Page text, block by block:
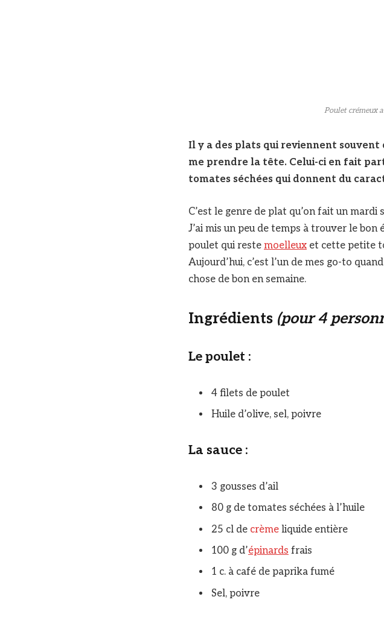
Poulet crémeux
Il y a des plats qui reviennent souvent
me prendre la tête. Celui-ci en fait
tomates séchées qui donnent du
C’est le genre de plat qu’on fait un
J’ai mis un peu de temps à trouver le bon
poulet qui reste moelleux et cette petite
Aujourd’hui, c’est l’un de mes go-to
chose de bon en semaine.
Ingrédients (pour 4
Le poulet :
4 filets de poulet
Huile d’olive, sel, poivre
La sauce :
3 gousses d’ail
80 g de tomates séchées à l’huile
25 cl de crème liquide entière
100 g d’épinards frais
1 c. à café de paprika fumé
Sel, poivre